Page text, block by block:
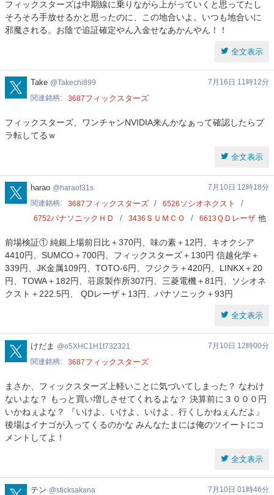
フィックスターズは中期線に乗りながら上がっていくと思ってたし
そろそろ手放せるかと思ったのに、この地合いよ。いつも地合いに
邪魔される。お陰で追証確定やん入金せなあかんやん！！
全文表示
Takechi899
Take Takechi899
7月16日 11時12分
関連銘柄
3687フィックスターズ
フィックスターズ、ワンチャンNVIDIA来んかなぁって確認したらプ
ラ転してるｗ
全文表示
haraof31s
harao haraof31s
7月10日 12時18分
関連銘柄
3687フィックスターズ 6526 ソシオネクスト
6752パナソニックＨＤ 3436 ＳＵＭＣＯ 6613 ＱＤレーザ 他
前場検証① 純銀上場前日比＋370円、味の素＋12円、キオクシア
4410円、SUMCO＋700円、フィックスターズ＋130円 信越化学＋
339円、JK金属109円、TOTO‐6円、フジクラ＋420円、LINKX＋20
円、TOWA＋182円、荘原製作所307円、三菱電機＋81円、ソシオネ
クスト＋222.5円、 QDレーザ＋13円、パナソニック＋93円
全文表示
o5XHC1H1t732321
けだま o5XHC1H1t732321
7月10日 12時00分
関連銘柄
3687フィックスターズ
まさか、フィックスターズ上軽いことに気づいてしまった？ なわけ
ないよな？ もっと買い増しさせてくれるよな？ 決算前に３０００円
いかねぇよな？ 『いけよ、いけよ、いけよ、行くしかねぇんだよ』
後場はイナゴが入ってくるのかな みんなたまには俺のツイートにコ
メントしてよ！
全文表示
sticksakana
テン sticksakana
7月10日 01時46分